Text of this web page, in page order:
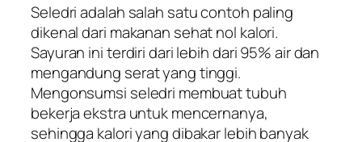
Seledri adalah salah satu contoh paling
dikenal dari makanan sehat nol kalori.
Sayuran ini terdiri dari lebih dari 95% air dan
mengandung serat yang tinggi.
Mengonsumsi seledri membuat tubuh
bekerja ekstra untuk mencernanya,
sehingga kalori yang dibakar lebih banyak